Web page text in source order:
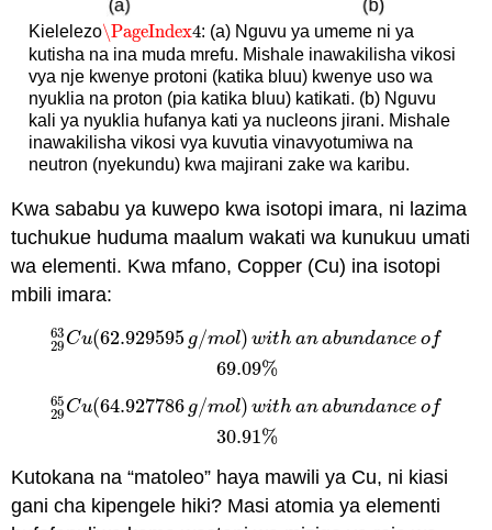
Kielelezo\PageIndex4
\PageIndex4: (a) Nguvu ya umeme ni ya
kutisha na ina muda mrefu. Mishale inawakilisha vikosi
vya nje kwenye protoni (katika bluu) kwenye uso wa
nyuklia na proton (pia katika bluu) katikati. (b) Nguvu
kali ya nyuklia hufanya kati ya nucleons jirani. Mishale
inawakilisha vikosi vya kuvutia vinavyotumiwa na
neutron (nyekundu) kwa majirani zake wa karibu.
Kwa sababu ya kuwepo kwa isotopi imara, ni lazima
tuchukue huduma maalum wakati wa kunukuu umati
wa elementi. Kwa mfano, Copper (Cu) ina isotopi
mbili imara:
63
29 Cu(62.929595 g/mol) with anabundance of
69.09%
63Cu(62.929595g/mol)withanabundanceof69.09
65
29 Cu(64.927786 g/mol) with anabundance of
30.91%
65Cu(64.927786g/mol)withanabundanceof30.91
Kutokana na “matoleo” haya mawili ya Cu, ni kiasi
gani cha kipengele hiki? Masi atomia ya elementi